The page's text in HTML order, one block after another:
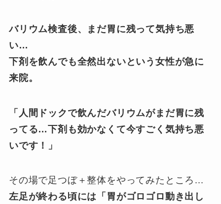
バリウム検査後、まだ胃に残って気持ち悪
い…
下剤を飲んでも全然出ないという女性が急に
来院。
「人間ドックで飲んだバリウムがまだ胃に残
ってる…下剤も効かなくて今すごく気持ち悪
いです！」
その場で足つぼ＋整体をやってみたところ…
左足が終わる頃には「胃がゴロゴロ動き出し